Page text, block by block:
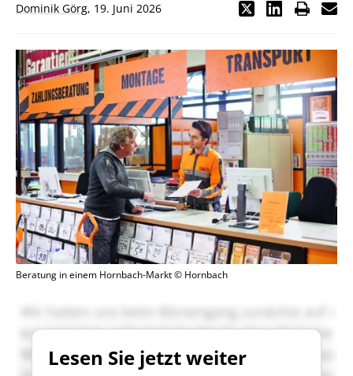
Dominik Görg, 19. Juni 2026
Beratung in einem Hornbach-Markt © Hornbach
Lesen Sie jetzt weiter